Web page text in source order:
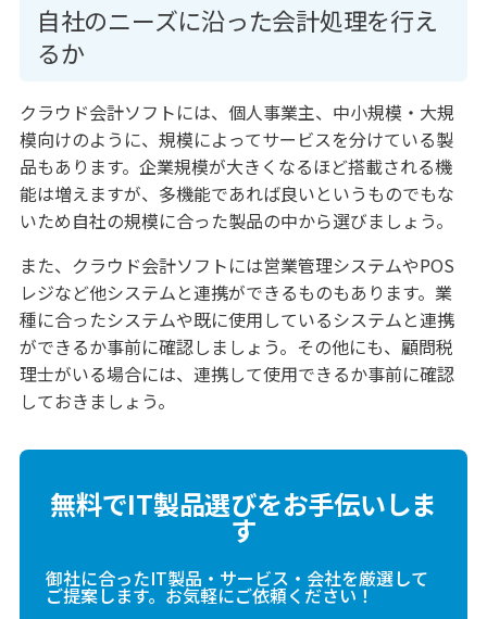
自社のニーズに沿った会計処理を行え
るか
クラウド会計ソフトには、個人事業主、中小規模・大規
模向けのように、規模によってサービスを分けている製
品もあります。企業規模が大きくなるほど搭載される機
能は増えますが、多機能であれば良いというものでもな
いため自社の規模に合った製品の中から選びましょう。
また、クラウド会計ソフトには営業管理システムやPOS
レジなど他システムと連携ができるものもあります。業
種に合ったシステムや既に使用しているシステムと連携
ができるか事前に確認しましょう。その他にも、顧問税
理士がいる場合には、連携して使用できるか事前に確認
しておきましょう。
無料でIT製品選びをお手伝いしま
す
御社に合ったIT製品・サービス・会社を厳選して
ご提案します。お気軽にご依頼ください！